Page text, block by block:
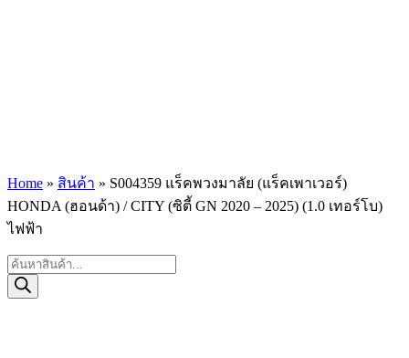
Home » สินค้า » S004359 แร็คพวงมาลัย (แร็คเพาเวอร์)
HONDA (ฮอนด้า) / CITY (ซิตี้ GN 2020 – 2025) (1.0 เทอร์โบ)
ไฟฟ้า
Products
search